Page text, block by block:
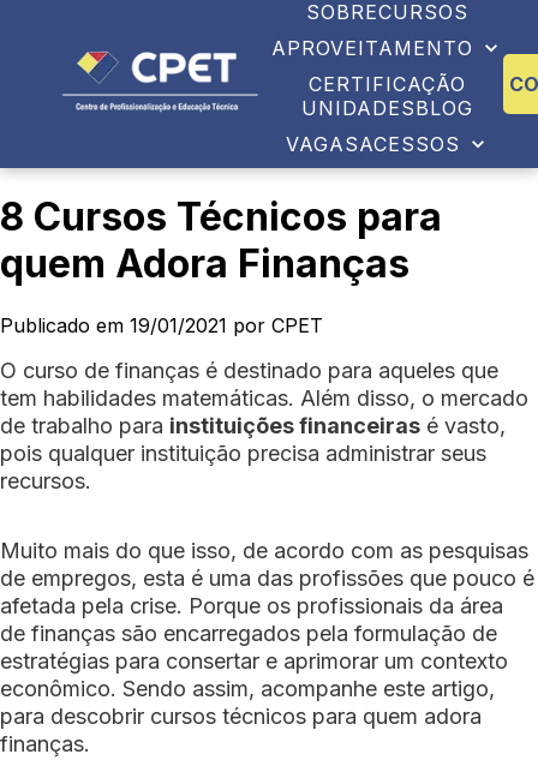
SOBRECURSOS
APROVEITAMENTO
CERTIFICAÇÃO
UNIDADESBLOG
VAGASACESSOS
8 Cursos Técnicos para
quem Adora Finanças
Publicado em 19/01/2021 por CPET
O curso de finanças é destinado para aqueles que
tem habilidades matemáticas. Além disso, o mercado
de trabalho para instituições financeiras é vasto,
pois qualquer instituição precisa administrar seus
recursos.
Muito mais do que isso, de acordo com as pesquisas
de empregos, esta é uma das profissões que pouco é
afetada pela crise. Porque os profissionais da área
de finanças são encarregados ​​pela formulação de
estratégias para consertar e aprimorar um contexto
econômico. Sendo assim, acompanhe este artigo,
para descobrir cursos técnicos para quem adora
finanças.